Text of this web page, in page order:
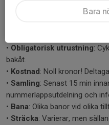
stigar i Linköping med omnejd.
• Obligatorisk utrustning:
bakåt.
• Kostnad: Noll kronor!
• Samling: Senast 15 min
nummerlappsutdelning och
• Bana: Olika banor vid olika
• Sträcka: Varierar, men
Bara